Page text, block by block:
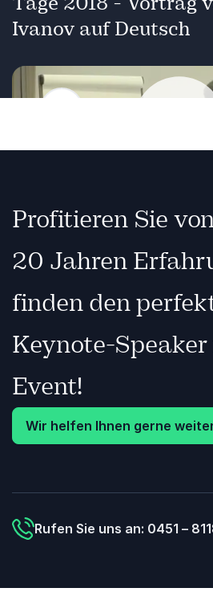
Zurück
Ivanov auf Deutsch
Profitieren Sie
20 Jahren
finden den
Keynote-
Event!
Wir helfen Ihnen gerne
Rufen Sie uns an: 0451 –